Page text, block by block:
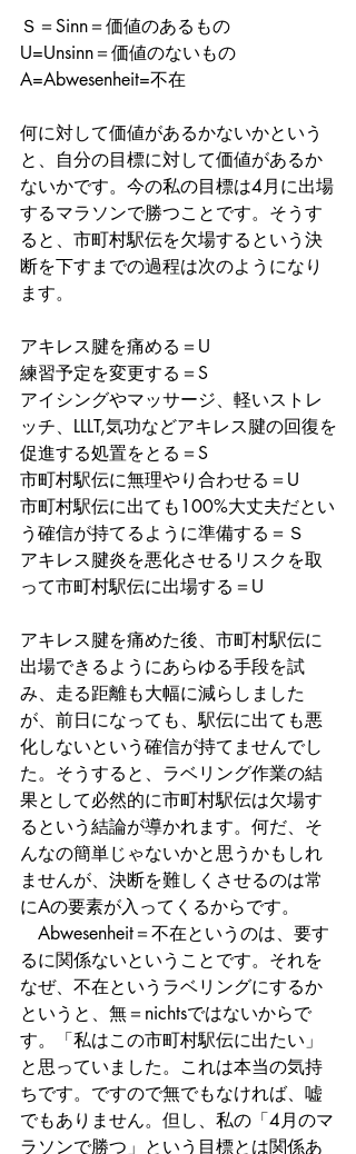
Ｓ＝Sinn＝価値のあるもの
U=Unsinn＝価値のないもの
A=Abwesenheit=不在
何に対して価値があるかないかという
と、自分の目標に対して価値があるか
ないかです。今の私の目標は4月に出場
するマラソンで勝つことです。そうす
ると、市町村駅伝を欠場するという決
断を下すまでの過程は次のようになり
ます。
アキレス腱を痛める＝U
練習予定を変更する＝S
アイシングやマッサージ、軽いストレ
ッチ、LLLT,気功などアキレス腱の回復を
促進する処置をとる＝S
市町村駅伝に無理やり合わせる＝U
市町村駅伝に出ても100%大丈夫だとい
う確信が持てるように準備する＝Ｓ
アキレス腱炎を悪化させるリスクを取
って市町村駅伝に出場する＝U
アキレス腱を痛めた後、市町村駅伝に
出場できるようにあらゆる手段を試
み、走る距離も大幅に減らしました
が、前日になっても、駅伝に出ても悪
化しないという確信が持てませんでし
た。そうすると、ラベリング作業の結
果として必然的に市町村駅伝は欠場す
るという結論が導かれます。何だ、そ
んなの簡単じゃないかと思うかもしれ
ませんが、決断を難しくさせるのは常
にAの要素が入ってくるからです。
Abwesenheit＝不在というのは、要す
るに関係ないということです。それを
なぜ、不在というラベリングにするか
というと、無＝nichtsではないからで
す。「私はこの市町村駅伝に出たい」
と思っていました。これは本当の気持
ちです。ですので無でもなければ、嘘
でもありません。但し、私の「4月のマ
ラソンで勝つ」という目標とは関係あ